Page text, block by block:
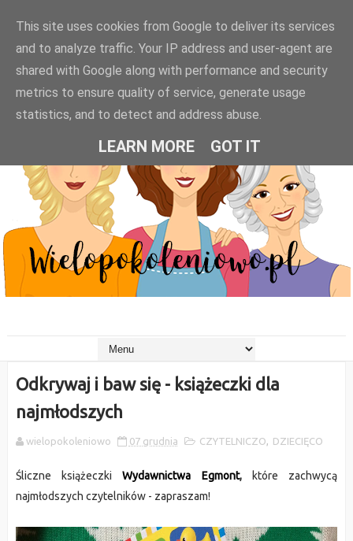
Odkrywaj i baw się - książeczki dla
najmłodszych
wielopokoleniowo 07 grudnia CZYTELNICZO, DZIECIĘCO
Śliczne książeczkiWydawnictwa Egmont,które zachwycą
najmłodszych czytelników - zapraszam!
This site uses cookies from Google to deliver its services
and to analyze traffic. Your IP address and user-agent are
shared with Google along with performance and security
metrics to ensure quality of service, generate usage
statistics, and to detect and address abuse.
LEARN MORE GOT IT